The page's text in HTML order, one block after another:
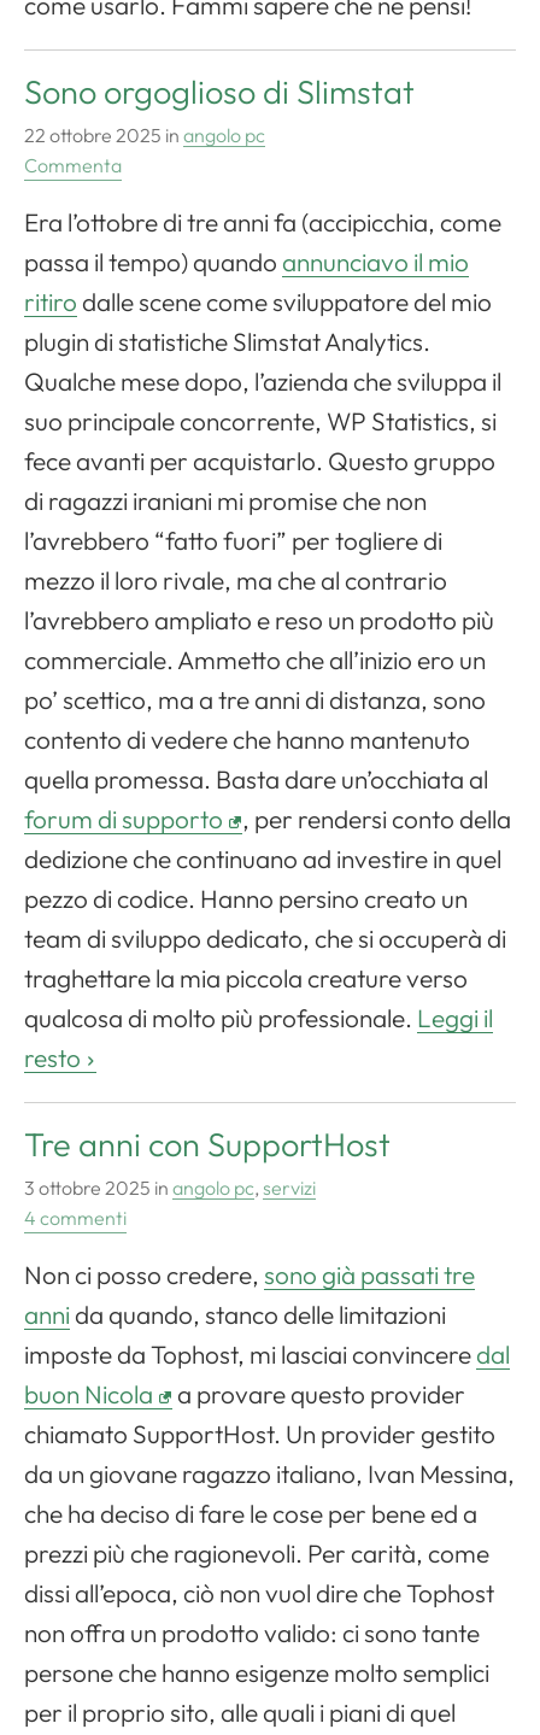
Sono orgoglioso di Slimstat
22 ottobre 2025 in angolo pc
Commenta
Era l’ottobre di tre anni fa (accipicchia, come
passa il tempo) quando annunciavo il mio
ritiro dalle scene come sviluppatore del mio
plugin di statistiche Slimstat Analytics.
Qualche mese dopo, l’azienda che sviluppa il
suo principale concorrente, WP Statistics, si
fece avanti per acquistarlo. Questo gruppo
di ragazzi iraniani mi promise che non
l’avrebbero “fatto fuori” per togliere di
mezzo il loro rivale, ma che al contrario
l’avrebbero ampliato e reso un prodotto più
commerciale. Ammetto che all’inizio ero un
po’ scettico, ma a tre anni di distanza, sono
contento di vedere che hanno mantenuto
quella promessa. Basta dare un’occhiata al
forum di supporto
, per rendersi conto della
dedizione che continuano ad investire in quel
pezzo di codice. Hanno persino creato un
team di sviluppo dedicato, che si occuperà di
traghettare la mia piccola creature verso
qualcosa di molto più professionale. Leggi il
resto
Tre anni con SupportHost
3 ottobre 2025 in angolo pc, servizi
4 commenti
Non ci posso credere, sono già passati tre
anni da quando, stanco delle limitazioni
imposte da Tophost, mi lasciai convinceredal
buon Nicola
a provare questo provider
chiamato SupportHost. Un provider gestito
da un giovane ragazzo italiano, Ivan Messina,
che ha deciso di fare le cose per bene ed a
prezzi più che ragionevoli. Per carità, come
dissi all’epoca, ciò non vuol dire che Tophost
non offra un prodotto valido: ci sono tante
persone che hanno esigenze molto semplici
per il proprio sito, alle quali i piani di quel